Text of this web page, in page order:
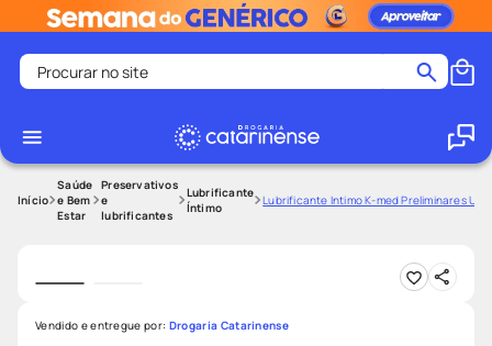
Procurar no site
1
medley
shampoo
5º
ozivy
6º
lenço umedecido
Saúde
e Bem
Estar
Preservativos
e
lubrificantes
Lubrificante
Íntimo
Lubrificante Intimo K-med Preliminares
Vendido e entregue por: Drogaria Catarinense